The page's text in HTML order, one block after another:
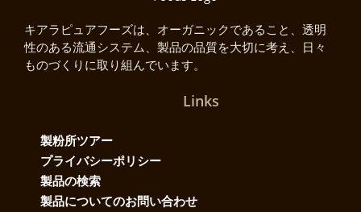
キアラピュアフーズは、オーガニックであること、透明
性のある流通システム、製品の品質を大切に考え、日々
ものづくりに取り組んでいます。
Links
製粉所ツアー
プライバシーポリシー
製品の検索
製品についてのお問い合わせ